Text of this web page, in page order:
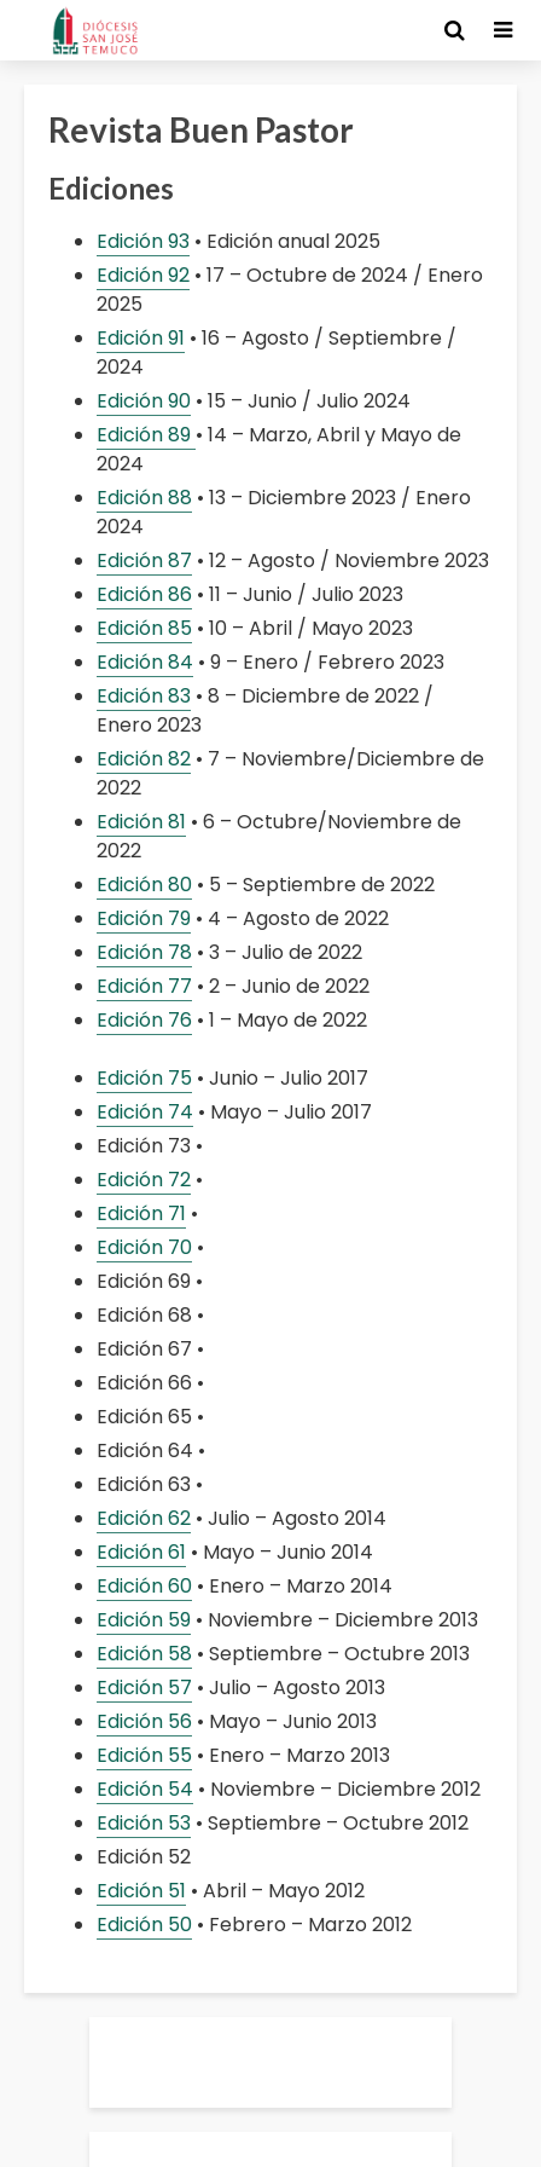
Revista Buen Pastor
Ediciones
Edición 93 • Edición anual 2025
Edición 92 • 17 – Octubre de 2024 / Enero
2025
Edición 91 • 16 – Agosto / Septiembre /
2024
Edición 90 • 15 – Junio / Julio 2024
Edición 89 • 14 – Marzo, Abril y Mayo de
2024
Edición 88 • 13 – Diciembre 2023 / Enero
2024
Edición 87 • 12 – Agosto / Noviembre 2023
Edición 86 • 11 – Junio / Julio 2023
Edición 85 • 10 – Abril / Mayo 2023
Edición 84 • 9 – Enero / Febrero 2023
Edición 83 • 8 – Diciembre de 2022 /
Enero 2023
Edición 82 • 7 – Noviembre/Diciembre de
2022
Edición 81 • 6 – Octubre/Noviembre de
2022
Edición 80 • 5 – Septiembre de 2022
Edición 79 • 4 – Agosto de 2022
Edición 78 • 3 – Julio de 2022
Edición 77 • 2 – Junio de 2022
Edición 76 • 1 – Mayo de 2022
Edición 75 • Junio – Julio 2017
Edición 74 • Mayo – Julio 2017
Edición 73 •
Edición 72 •
Edición 71 •
Edición 70 •
Edición 69 •
Edición 68 •
Edición 67 •
Edición 66 •
Edición 65 •
Edición 64 •
Edición 63 •
Edición 62 • Julio – Agosto 2014
Edición 61 • Mayo – Junio 2014
Edición 60 • Enero – Marzo 2014
Edición 59 • Noviembre – Diciembre 2013
Edición 58 • Septiembre – Octubre 2013
Edición 57 • Julio – Agosto 2013
Edición 56 • Mayo – Junio 2013
Edición 55 • Enero – Marzo 2013
Edición 54 • Noviembre – Diciembre 2012
Edición 53 • Septiembre – Octubre 2012
Edición 52
Edición 51 • Abril – Mayo 2012
Edición 50 • Febrero – Marzo 2012